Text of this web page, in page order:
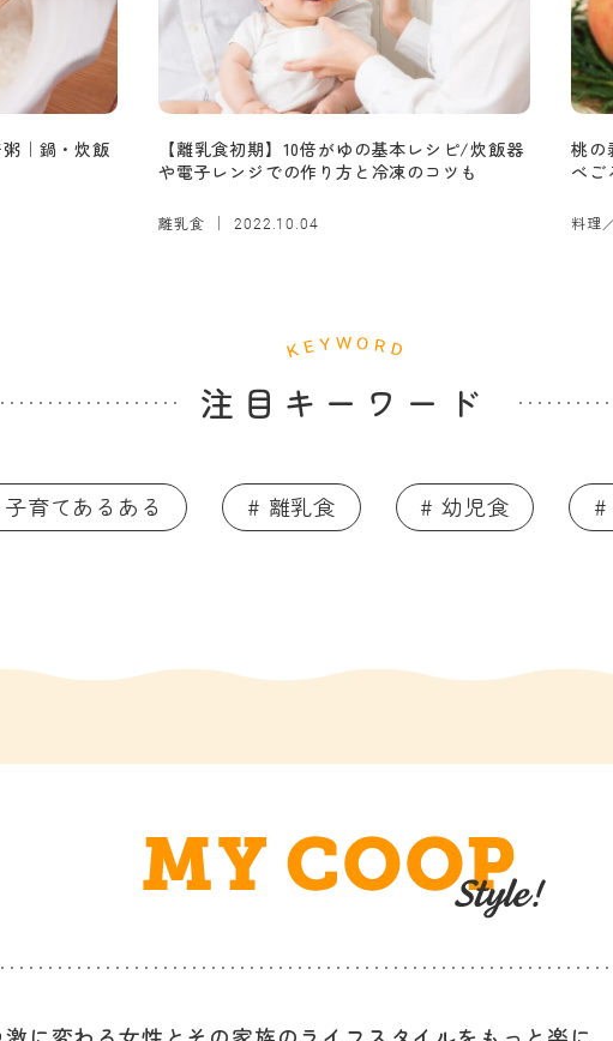
粥｜鍋・炊飯
【離乳食初期】10倍がゆの基本レシピ/炊飯器
や電子レンジでの作り方と冷凍のコツも
離乳食 2022.10.04
桃の
べご
料理
注目キーワード
育てあるある # 離乳食 # 幼児食